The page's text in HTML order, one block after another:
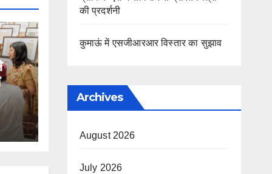
की प्रदर्शनी
कुमाऊं में एसजीआरआर विस्तार का सुझाव
Archives
August 2026
July 2026